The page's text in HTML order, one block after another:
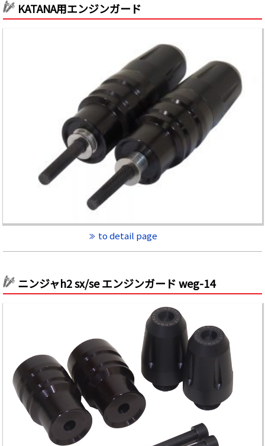
KATANA用エンジンガード
to detail page
ニンジャh2 sx/se エンジンガード weg-14